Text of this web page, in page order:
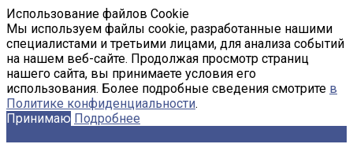
Использование файлов Cookie
Мы используем файлы cookie, разработанные нашими
специалистами и третьими лицами, для анализа событий
на нашем веб-сайте. Продолжая просмотр страниц
нашего сайта, вы принимаете условия его
использования. Более подробные сведения смотрите в
Политике конфиденциальности.
Принимаю Подробнее